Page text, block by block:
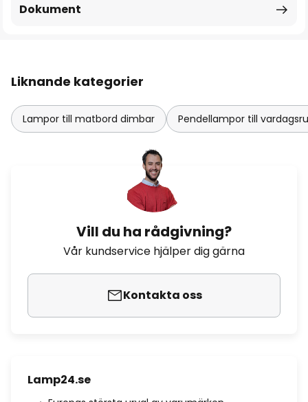
Dokument
Liknande kategorier
Lampor till matbord dimbar Pendellampor till
Vill du ha rådgivning?
Vår kundservice hjälper dig gärna
Kontakta oss
Lamp24.se